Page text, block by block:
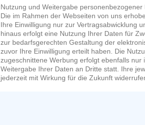
Nutzung und Weitergabe personenbezogener
Die im Rahmen der Webseiten von uns
Ihre Einwilligung nur zur Vertragsabwicklung
hinaus erfolgt eine Nutzung Ihrer Daten für
zur bedarfsgerechten Gestaltung der
zuvor Ihre Einwilligung erteilt haben. Die
zugeschnittene Werbung erfolgt ebenfalls
Weitergabe Ihrer Daten an Dritte statt. Ihre
jederzeit mit Wirkung für die Zukunft